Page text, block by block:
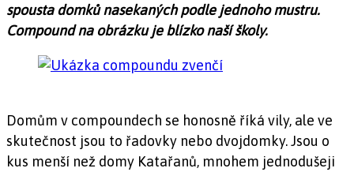
spousta domků nasekaných podle jednoho mustru.
Compound na obrázku je blízko naší školy.
Domům v compoundech se honosně říká vily, ale ve
skutečnost jsou to řadovky nebo dvojdomky. Jsou o
kus menší než domy Katařanů, mnohem jednodušeji